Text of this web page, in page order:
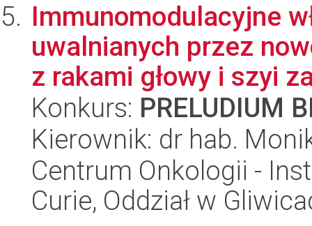
Immunomodulacyjne
uwalnianych przez
z rakami głowy i szyi
Konkurs: PRELUDIUM
Kierownik: dr hab.
Centrum Onkologii -
Curie, Oddział w